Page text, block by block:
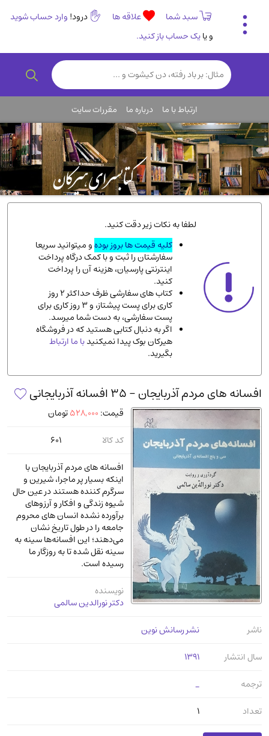
سبد شما علاقه ها درود! وارد حساب شوید
و یایک حساب باز کنید.
تاریخی و فرهنگی
(838)
رمان و داستان ایرانی(307)
روانشناسی(357)
انگلیسی و زبان خارجی(14)
کودکان و نوجوانان(76)
کتب نادر و کمیاب(19)
روانشناسی(112)
طب گیاهی و سنتی(45)
فلسفه و جامعه شناسی(151)
ادبیات و شعر
ادیان و مذاهب
دانشگاهی و آموزشی
اقتصادی، بازاریابی و مالی(56)
پزشکی(140)
کامپیوتر و نرم افزار(13)
ورزشی و تربیت بدنی
آشپزی و خوراکی
سرگرمی و بازی(7)
(116)
رمان و داستان خارجی(489)
حقوقی و قانون
کتاب های مصور رنگی و گلاسه(23)
عرفانی و سلوک(45)
الکترونیک
دایره المعارف و فرهنگ(13)
معماری، عمران و شهرسازی(29)
طراحی هنر و نقاشی و مجسمه سازی
زندگینامه شهدا(9)
ارتباط با ما درباره ما مقررات سایت
لطفا به نکات زیر دقت کنید.
کلیه قیمت ها بروز بودهو میتوانید سریعا
سفارشتان را ثبت و با کمک درگاه پرداخت
اینترنتی پارسیان، هزینه آن را پرداخت
کنید.
کتاب های سفارشی ظرف حداکثر 2 روز
کاری برای پست پیشتاز، و 3 روز کاری برای
پست سفارشی، به دست شما میرسد.
اگر به دنبال کتابی هستید که در فروشگاه
هیرکان بوک پیدا نمیکنیدبا ما ارتباط
بگیرید.
افسانه‌ های مردم آذربایجان - 35 افسانه آذربایجانی
قیمت: 528,000تومان
کد کالا
601
افسانه‌ های مردم آذربایجان با
اینکه بسیار پر ماجرا، شیرین و
سرگرم کننده هستند در عین حال
شیوه زندگی و افکار و آرزوهای
برآورده نشده انسان‌ های محروم
جامعه را در طول تاریخ نشان
می‌دهند؛ این افسانه‌ها سینه به
سینه نقل شده تا به روزگار ما
رسیده است.
نویسنده
دکتر نورالدین سالمی
ناشر
نشر رسانش نوین
سال انتشار
1391
ترجمه
_
تعداد
1